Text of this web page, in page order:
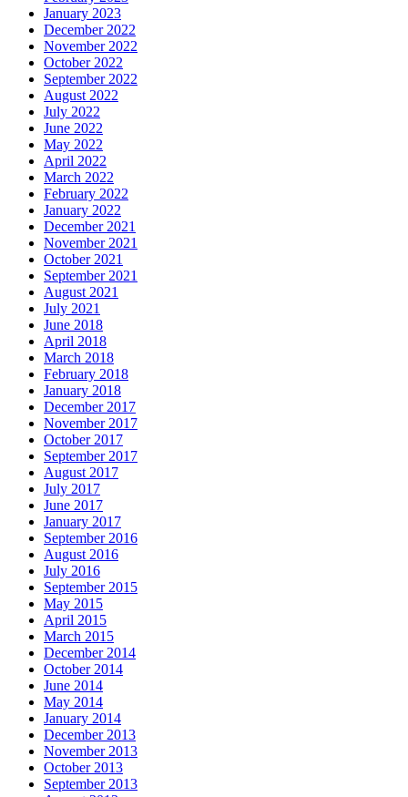
January 2023
December 2022
November 2022
October 2022
September 2022
August 2022
July 2022
June 2022
May 2022
April 2022
March 2022
February 2022
January 2022
December 2021
November 2021
October 2021
September 2021
August 2021
July 2021
June 2018
April 2018
March 2018
February 2018
January 2018
December 2017
November 2017
October 2017
September 2017
August 2017
July 2017
June 2017
January 2017
September 2016
August 2016
July 2016
September 2015
May 2015
April 2015
March 2015
December 2014
October 2014
June 2014
May 2014
January 2014
December 2013
November 2013
October 2013
September 2013